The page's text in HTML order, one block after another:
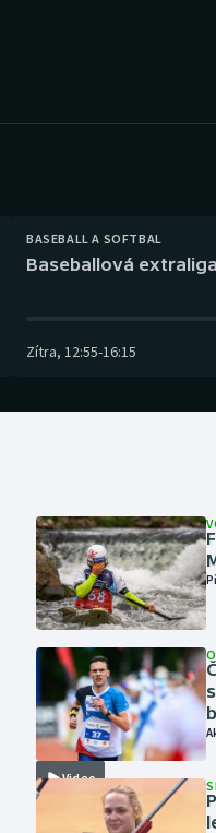
BASEBALL A SOFTBAL
Baseballová
Zítra, 12:55-16:15
Video